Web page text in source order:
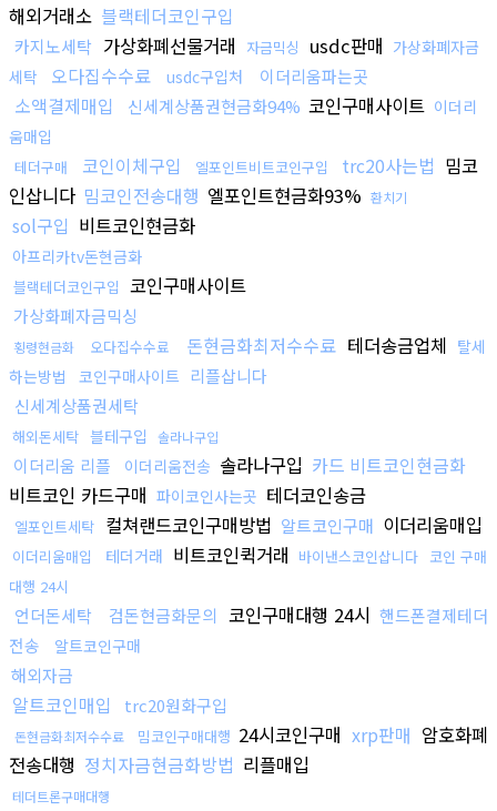
해외거래소 블랙테더코인구입
카지노세탁 가상화폐선물거래 자금믹싱 usdc판매 가상화폐자금
세탁
오다집수수료 usdc구입처 이더리움파는곳
소액결제매입 신세계상품권현금화94% 코인구매사이트 이더리
움매입
테더구매 코인이체구입 엘포인트비트코인구입 trc20사는법 밈코
인삽니다 밈코인전송대행 엘포인트현금화93% 환치기
sol구입 비트코인현금화
아프리카tv돈현금화
블랙테더코인구입 코인구매사이트
가상화폐자금믹싱
횡령현금화 오다집수수료 돈현금화최저수수료 테더송금업체 탈세
하는방법
코인구매사이트 리플삽니다
신세계상품권세탁
해외돈세탁 블테구입 솔라나구입
이더리움 리플 이더리움전송 솔라나구입 카드 비트코인현금화
비트코인 카드구매 파이코인사는곳 테더코인송금
엘포인트세탁 컬쳐랜드코인구매방법 알트코인구매 이더리움매입
이더리움매입 테더거래 비트코인퀵거래 바이낸스코인삽니다 코인 구매
대행 24시
언더돈세탁 검돈현금화문의 코인구매대행 24시 핸드폰결제테더
전송
알트코인구매
해외자금
알트코인매입 trc20원화구입
돈현금화최저수수료 밈코인구매대행 24시코인구매 xrp판매 암호화폐
전송대행 정치자금현금화방법 리플매입
테더트론구매대행